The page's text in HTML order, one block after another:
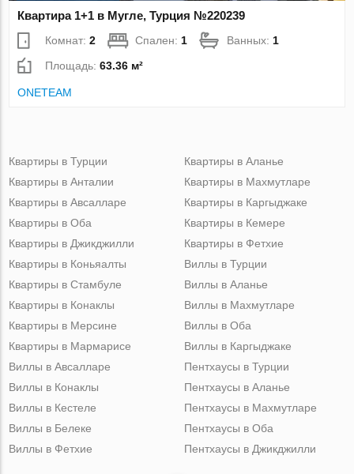
Квартира 1+1 в Мугле, Турция №220239
Комнат:2 Спален:1 Ванных:1
Площадь:63.36 м²
ONETEAM
Квартиры в Турции
Квартиры в Анталии
Квартиры в Авсалларе
Квартиры в Оба
Квартиры в Джикджилли
Квартиры в Аланье
Квартиры в Махмутларе
Квартиры в Каргыджаке
Квартиры в Кемере
Квартиры в Фетхие
Квартиры в Коньяалты
Квартиры в Стамбуле
Квартиры в Конаклы
Квартиры в Мерсине
Квартиры в Мармарисе
Виллы в Турции
Виллы в Аланье
Виллы в Махмутларе
Виллы в Оба
Виллы в Каргыджаке
Виллы в Авсалларе
Виллы в Конаклы
Виллы в Кестеле
Виллы в Белеке
Виллы в Фетхие
Пентхаусы в Турции
Пентхаусы в Аланье
Пентхаусы в Махмутларе
Пентхаусы в Оба
Пентхаусы в Джикджилли